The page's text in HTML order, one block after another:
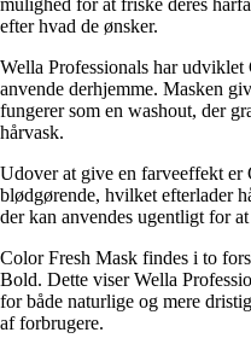
efter hvad de ønsker.
Wella Professionals har
anvende derhjemme. Masken
fungerer som en washout, der
hårvask.
Udover at give en farveeffekt er
blødgørende, hvilket efterlader
der kan anvendes ugentligt for
Color Fresh Mask findes i to
Bold. Dette viser Wella
for både naturlige og mere
af forbrugere.